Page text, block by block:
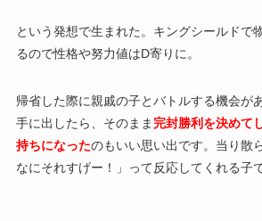
という発想で生まれた。キングシールドで
るので性格や努力値はD寄りに。
帰省した際に親戚の子とバトルする機会が
手に出したら、そのまま 完封勝利を決めて
持ちになったのもいい思い出です。当り散
なにそれすげー！」って反応してくれる子